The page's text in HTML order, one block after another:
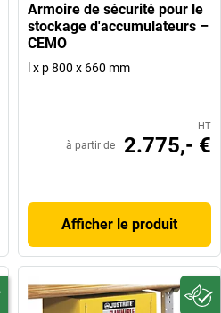
Armoire de sécurité pour le
stockage d'accumulateurs –
CEMO
l x p 800 x 660 mm
HT
à partir de 2.775,- €
Afficher le produit